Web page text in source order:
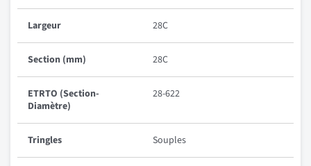
Largeur 28C
Section (mm) 28C
ETRTO (Section-
Diamètre)
28-622
Tringles Souples